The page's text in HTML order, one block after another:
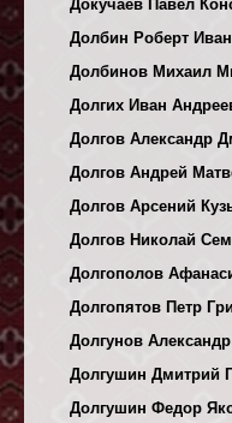
Докучаев Павел
Долбин Роберт
Долбинов Михаил
Долгих Иван
Долгов Александр
Долгов Андрей
Долгов Арсений
Долгов Николай
Долгополов
Долгопятов Петр
Долгунов
Долгушин Дмитрий
Долгушин Федор